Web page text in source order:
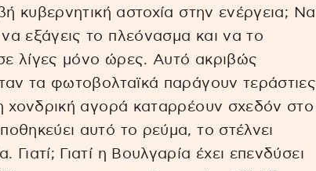
κυβερνητική αστοχία στην ενέργεια; Να
εξάγεις το πλεόνασμα και να το
λίγες μόνο ώρες. Αυτό ακριβώς
τα φωτοβολταϊκά παράγουν τεράστιες
χονδρική αγορά καταρρέουν σχεδόν στο
αυτό το ρεύμα, το στέλνει
Γιατί η Βουλγαρία έχει επενδύσει